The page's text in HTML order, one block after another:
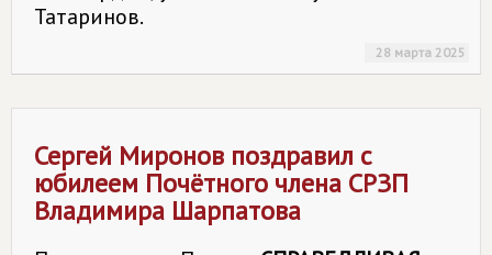
Татаринов.
28 марта 2025
Сергей Миронов поздравил с
юбилеем Почётного члена СРЗП
Владимира Шарпатова